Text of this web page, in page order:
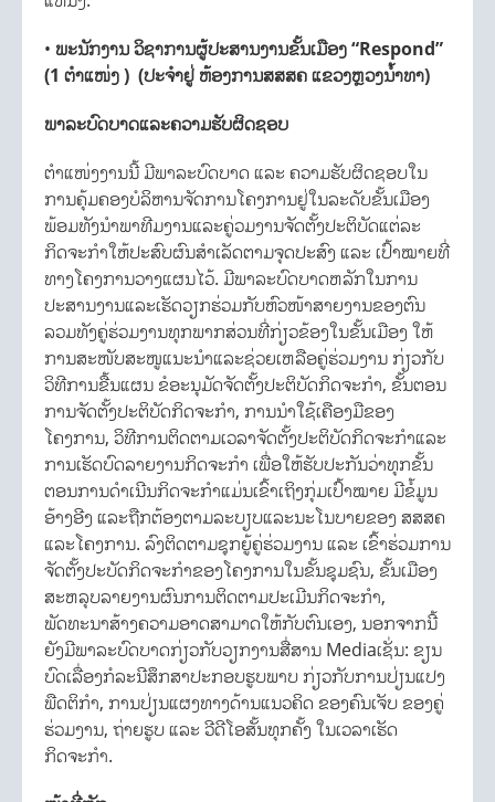
• ພະນັກງານ ວິຊາການຜູ້ປະສານງານຂັ້ນເມືອງ “Respond”
(1 ຕຳແໜ່ງ ) (ປະຈຳຢູ່ ຫ້ອງການສສສຄ ແຂວງຫຼວງນໍ້າທາ)
ພາລະບົດບາດແລະຄວາມຮັບຜິດຊອບ
ຕຳແໜ່ງງານນີ້ ມີພາລະບົດບາດ ແລະ ຄວາມຮັບຜິດຊອບໃນ
ການຄຸ້ມຄອງບໍລິຫານຈັດການໂຄງການຢູ່ໃນລະດັບຂັ້ນເມືອງ
ພ້ອມທັງນໍາພາທີມງານແລະຄູ່ວມງານຈັດຕັ້ງປະຕິບັດແຕ່ລະ
ກິດຈະກຳໃຫ້ປະສົບຜົນສໍາເລັດຕາມຈຸດປະສົງ ແລະ ເປົ້າໝາຍທີ່
ທາງໂຄງການວາງແຜນໄວ້. ມີພາລະບົດບາດຫລັກໃນການ
ປະສານງານແລະເຮັດວຽກຮ່ວມກັບຫົວໜ້າສາຍງານຂອງຕົນ
ລວມທັງຄູ່ຮ່ວມງານທຸກພາກສ່ວນທີ່ກ່ຽວຂ້ອງໃນຂັ້ນເມືອງ ໃຫ້
ການສະໜັບສະໜູແນະນໍາແລະຊ່ວຍເຫລືອຄູ່ຮ່ວມງານ ກ່ຽວກັບ
ວິທີການຂື້ນແຜນ ຂໍອະນຸມັດຈັດຕັ້ງປະຕິບັດກິດຈະກຳ, ຂັ້ນຕອນ
ການຈັດຕັ້ງປະຕິບັດກິດຈະກຳ, ການນໍາໃຊ້ເຄືອງມືຂອງ
ໂຄງການ, ວິທີການຕິດຕາມເວລາຈັດຕັ້ງປະຕິບັດກິດຈະກຳແລະ
ການເຮັດບົດລາຍງານກິດຈະກຳ ເພື່ອໃຫ້ຮັບປະກັນວ່າທຸກຂັ້ນ
ຕອນການດໍາເນີນກິດຈະກຳແມ່ນເຂົ້າເຖິງກຸ່ມເປົ້າໝາຍ ມີຂໍ້ມູນ
ອ້າງອີງ ແລະຖືກຕ້ອງຕາມລະບຽບແລະນະໂນບາຍຂອງ ສສສຄ
ແລະໂຄງການ. ລົງຕິດຕາມຊຸກຍູ້ຄູ່ຮ່ວມງານ ແລະ ເຂົ້າຮ່ວມການ
ຈັດຕັ້ງປະບັດກິດຈະກຳຂອງໂຄງການໃນຂັ້ນຊຸມຊົນ, ຂັ້ນເມືອງ
ສະຫລຸບລາຍງານຜົນການຕິດຕາມປະເມີນກິດຈະກຳ,
ພັດທະນາສ້າງຄວາມອາດສາມາດໃຫ້ກັບຕົນເອງ, ນອກຈາກນີ້
ຍັງມີພາລະບົດບາດກ່ຽວກັບວຽກງານສື່ສານ Mediaເຊັ່ນ: ຂຽນ
ບົດເລື່ອງກໍລະນີສຶກສາປະກອບຮູບພາບ ກ່ຽວກັບການປ່ຽນແປງ
ພືດຕິກຳ, ການປ່ຽນແຜງທາງດ້ານແນວຄິດ ຂອງຄົນເຈັບ ຂອງຄູ່
ຮ່ວມງານ, ຖ່າຍຮູບ ແລະ ວີດີໂອສັ້ນທຸກຄັ້ງ ໃນເວລາເຮັດ
ກິດຈະກຳ.